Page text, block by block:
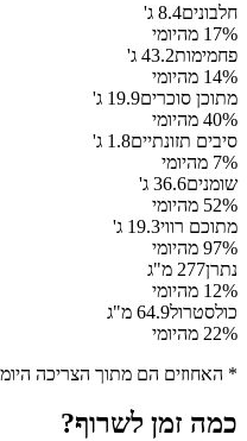
חלבונים8.4 ג'
17% מהיומי
פחמימות43.2 ג'
14% מהיומי
מתוכן סוכרים19.9 ג'
40% מהיומי
סיבים תזונתיים1.8 ג'
7% מהיומי
שומנים36.6 ג'
52% מהיומי
מתוכם רווי19.3 ג'
97% מהיומי
נתרן277 מ"ג
12% מהיומי
כולסטרול64.9 מ"ג
22% מהיומי
* האחוזים הם מתוך הצריכה
כמה זמן לשרוף?